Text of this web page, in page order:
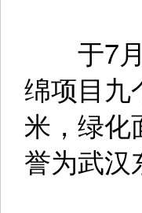
于7月
绵项目九
米，绿化
誉为武汉